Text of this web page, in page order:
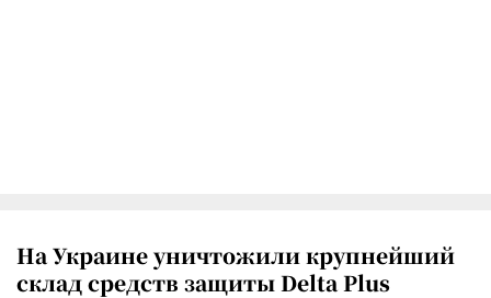
На Украине уничтожили крупнейший
склад средств защиты Delta Plus